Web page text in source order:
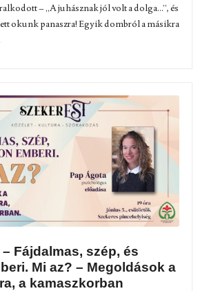
– „A juhásznak jól volt a dolga...”, és
okunk panaszra! Egyik dombról a másikra
Fájdalmas, szép, és
Mi az? – Megoldások a
a kamaszkorban